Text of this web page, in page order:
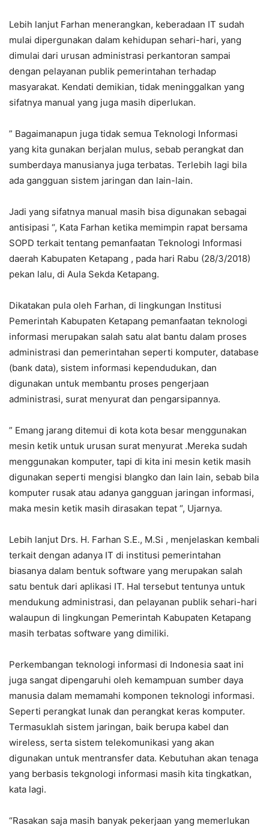
Lebih lanjut Farhan menerangkan, keberadaan IT sudah
mulai dipergunakan dalam kehidupan sehari-hari, yang
dimulai dari urusan administrasi perkantoran sampai
dengan pelayanan publik pemerintahan terhadap
masyarakat. Kendati demikian, tidak meninggalkan yang
sifatnya manual yang juga masih diperlukan.
” Bagaimanapun juga tidak semua Teknologi Informasi
yang kita gunakan berjalan mulus, sebab perangkat dan
sumberdaya manusianya juga terbatas. Terlebih lagi bila
ada gangguan sistem jaringan dan lain-lain.
Jadi yang sifatnya manual masih bisa digunakan sebagai
antisipasi “, Kata Farhan ketika memimpin rapat bersama
SOPD terkait tentang pemanfaatan Teknologi Informasi
daerah Kabupaten Ketapang , pada hari Rabu (28/3/2018)
pekan lalu, di Aula Sekda Ketapang.
Dikatakan pula oleh Farhan, di lingkungan Institusi
Pemerintah Kabupaten Ketapang pemanfaatan teknologi
informasi merupakan salah satu alat bantu dalam proses
administrasi dan pemerintahan seperti komputer, database
(bank data), sistem informasi kependudukan, dan
digunakan untuk membantu proses pengerjaan
administrasi, surat menyurat dan pengarsipannya.
” Emang jarang ditemui di kota kota besar menggunakan
mesin ketik untuk urusan surat menyurat .Mereka sudah
menggunakan komputer, tapi di kita ini mesin ketik masih
digunakan seperti mengisi blangko dan lain lain, sebab bila
komputer rusak atau adanya gangguan jaringan informasi,
maka mesin ketik masih dirasakan tepat “, Ujarnya.
Lebih lanjut Drs. H. Farhan S.E., M.Si , menjelaskan kembali
terkait dengan adanya IT di institusi pemerintahan
biasanya dalam bentuk software yang merupakan salah
satu bentuk dari aplikasi IT. Hal tersebut tentunya untuk
mendukung administrasi, dan pelayanan publik sehari-hari
walaupun di lingkungan Pemerintah Kabupaten Ketapang
masih terbatas software yang dimiliki.
Perkembangan teknologi informasi di Indonesia saat ini
juga sangat dipengaruhi oleh kemampuan sumber daya
manusia dalam memamahi komponen teknologi informasi.
Seperti perangkat lunak dan perangkat keras komputer.
Termasuklah sistem jaringan, baik berupa kabel dan
wireless, serta sistem telekomunikasi yang akan
digunakan untuk mentransfer data. Kebutuhan akan tenaga
yang berbasis tekgnologi informasi masih kita tingkatkan,
kata lagi.
“Rasakan saja masih banyak pekerjaan yang memerlukan